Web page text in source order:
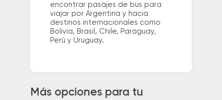
encontrar pasajes de bus para
viajar por Argentina y hacia
destinos internacionales como
Bolivia, Brasil, Chile, Paraguay,
Perú y Uruguay.
Más opciones para tu